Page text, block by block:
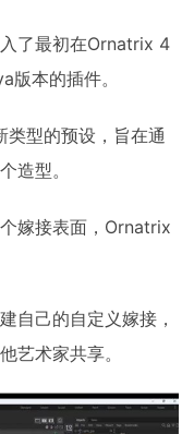
了最初在Ornatrix 4
本的插件。
型的预设，旨在通
造型。
嫁接表面，Ornatrix
自己的自定义嫁接，
艺术家共享。